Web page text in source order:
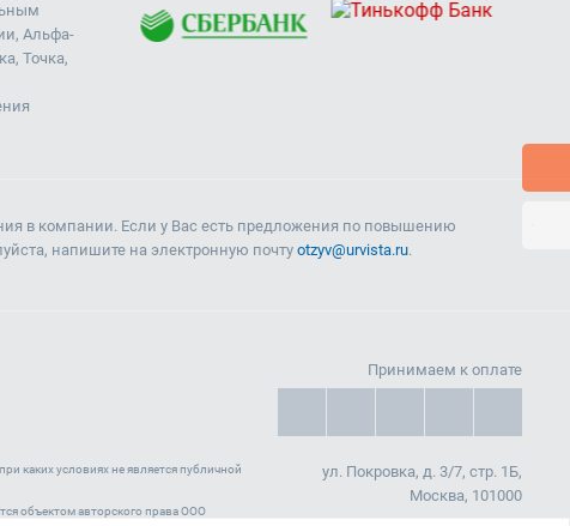
Альфа-
Точка,
в компании. Если у Вас есть предложения по повышению
напишите на электронную почтуotzyv@urvista.ru.
Принимаем к оплате
ул. Покровка, д. 3/7, стр. 1Б,
Москва, 101000
каких условиях не является публичной
объектом авторского права ООО